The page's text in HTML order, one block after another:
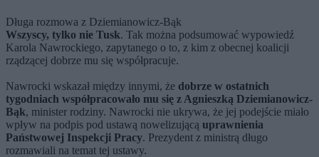
Długa rozmowa z Dziemianowicz-Bąk
Wszyscy, tylko nie Tusk. Tak można podsumować wypowiedź
Karola Nawrockiego, zapytanego o to, z kim z obecnej koalicji
rządzącej dobrze mu się współpracuje.
Nawrocki wskazał między innymi, że dobrze w ostatnich
tygodniach współpracowało mu się z Agnieszką Dziemianowicz-
Bąk, minister rodziny. Nawrocki nie ukrywa, że jej podejście miało
wpływ na podpis pod ustawą nowelizującą uprawnienia
Państwowej Inspekcji Pracy. Prezydent z ministrą długo
rozmawiali na temat tej ustawy.